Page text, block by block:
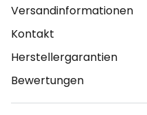
Versandinformationen
Kontakt
Herstellergarantien
Bewertungen